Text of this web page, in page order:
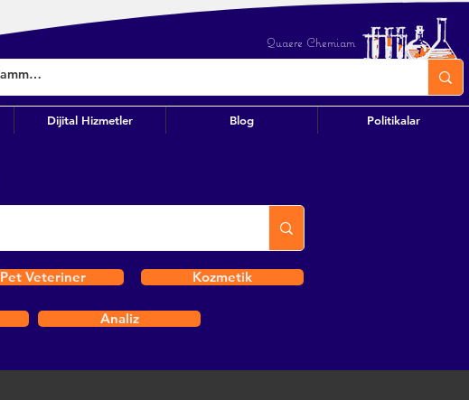
Quaere Chemiam
Dijital Hizmetler Blog Politikalar
Pet Veteriner Kozmetik
Analiz